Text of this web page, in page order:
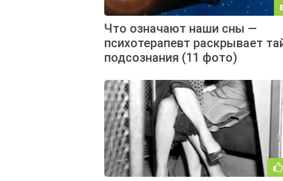
Что означают наши сны —
психотерапевт раскрывает
подсознания (11 фото)